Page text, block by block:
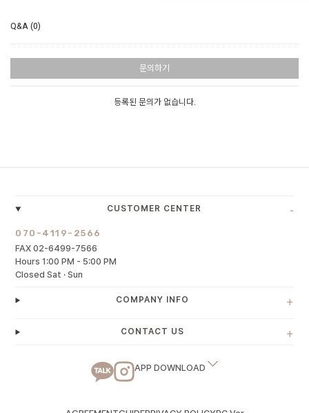
Q&A (0)
문의하기
등록된 문의가 없습니다.
CUSTOMER CENTER -
070-4119-2566
FAX 02-6499-7566
Hours 1:00 PM - 5:00 PM
Closed Sat · Sun
COMPANY INFO +
CONTACT US +
APP DOWNLOAD